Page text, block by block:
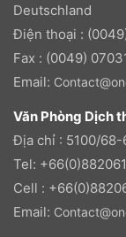
Deutschland
Điện thoại :
Fax : (0049)
Email:
Văn Phòng Dịch
Địa chỉ : 5100/
Tel:
Cell :
Email: